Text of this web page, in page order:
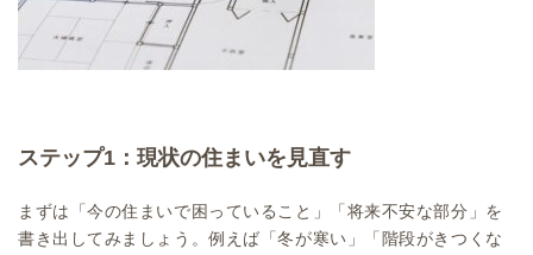
ステップ1：現状の住まいを見直す
まずは「今の住まいで困っていること」「将来不安な部分」を
書き出してみましょう。例えば「冬が寒い」「階段がきつくな